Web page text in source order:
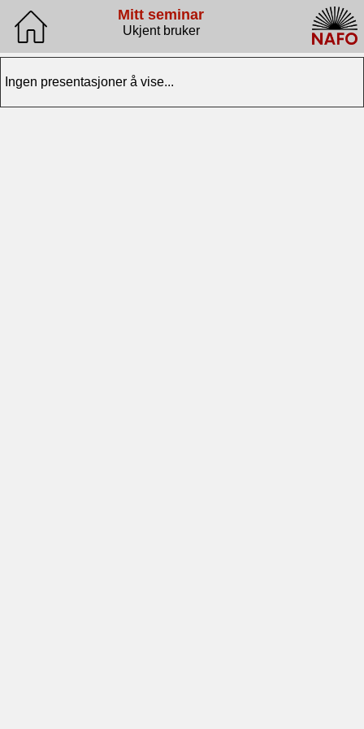
Mitt seminar
Ukjent bruker
Ingen presentasjoner å vise...